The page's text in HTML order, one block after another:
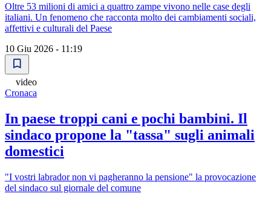
Oltre 53 milioni di amici a quattro zampe vivono nelle case degli
italiani. Un fenomeno che racconta molto dei cambiamenti sociali,
affettivi e culturali del Paese
10 Giu 2026 - 11:19
video
Cronaca
In paese troppi cani e pochi bambini. Il
sindaco propone la "tassa" sugli animali
domestici
"I vostri labrador non vi pagheranno la pensione" la provocazione
del sindaco sul giornale del comune